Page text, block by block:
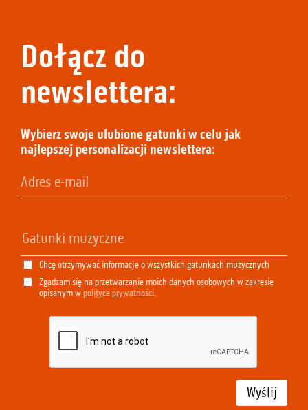
Dołącz do
newslettera:
Wybierz swoje ulubione gatunki w celu jak
najlepszej personalizacji newslettera:
Chcę otrzymywać informacje o wszystkich gatunkach muzycznych
Zgadzam się na przetwarzanie moich danych osobowych w zakresie
opisanym w polityce prywatności.
Wyślij